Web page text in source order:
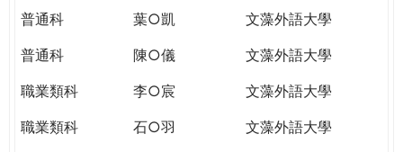
普通科
葉○凱
文藻外語大學
普通科
陳○儀
文藻外語大學
職業類科
李○宸
文藻外語大學
職業類科
石○羽
文藻外語大學